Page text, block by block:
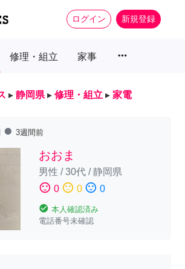
ログイン 新規登録
修理・組立 家事 more_horiz
▸ 静岡県 ▸ 修理・組立 ▸ 家電
fiber_manual_record 3週間前
おおま
男性 /30代/静岡県
sentiment_satisfied 0 sentiment_neutral 0 sentiment_dissatisfied 0
check_circle 本人確認済み
電話番号未確認